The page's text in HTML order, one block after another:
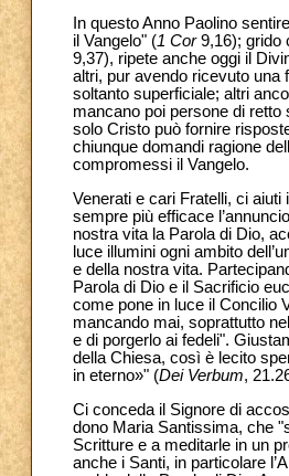
In questo Anno Paolino
il Vangelo" (1 Cor9,16); grido
9,37), ripete anche oggi il
altri, pur avendo ricevuto una
soltanto superficiale; altri
mancano poi persone di
solo Cristo può fornire
chiunque domandi ragione
compromessi il Vangelo.
Venerati e cari Fratelli, ci
sempre più efficace
nostra vita la Parola di Dio,
luce illumini ogni ambito
e della nostra vita.
Parola di Dio e il Sacrificio
come pone in luce il Concilio
mancando mai, soprattutto
e di porgerlo ai fedeli".
della Chiesa, così è lecito
in eterno»" (Dei Verbum,
Ci conceda il Signore di
dono Maria Santissima, che
Scritture e a meditarle in un
anche i Santi, in particolare